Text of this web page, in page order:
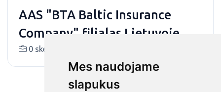
Mes naudojame
slapukus
AAS "BTA Baltic Insurance
Company" filialas Lietuvoje
0 skelbimai (-ų)